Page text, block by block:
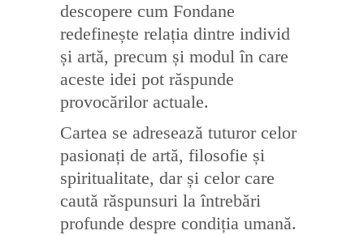
descopere cum Fondane
redefinește relația dintre individ
și artă, precum și modul în care
aceste idei pot răspunde
provocărilor actuale.
Cartea se adresează tuturor celor
pasionați de artă, filosofie și
spiritualitate, dar și celor care
caută răspunsuri la întrebări
profunde despre condiția umană.